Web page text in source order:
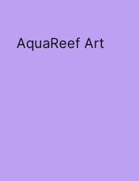
AquaReef Art